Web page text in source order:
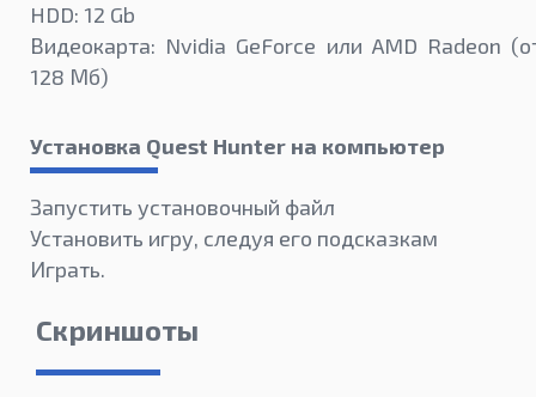
HDD: 12 Gb
Видеокарта: Nvidia GeForce или AMD Radeon
128 Мб)
Установка Quest Hunter на компьютер
Запустить установочный файл
Установить игру, следуя его подсказкам
Играть.
Скриншоты